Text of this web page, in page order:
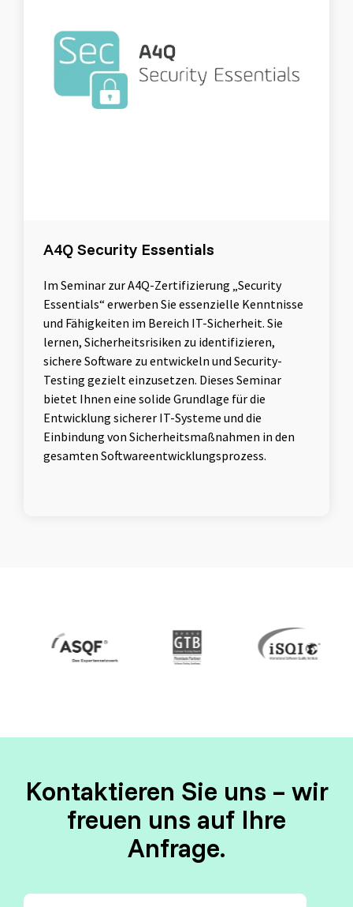
A4Q Security Essentials
Im Seminar zur A4Q-Zertifizierung „Security
Essentials“ erwerben Sie essenzielle Kenntnisse
und Fähigkeiten im Bereich IT-Sicherheit. Sie
lernen, Sicherheitsrisiken zu identifizieren,
sichere Software zu entwickeln und Security-
Testing gezielt einzusetzen. Dieses Seminar
bietet Ihnen eine solide Grundlage für die
Entwicklung sicherer IT-Systeme und die
Einbindung von Sicherheitsmaßnahmen in den
gesamten Softwareentwicklungsprozess.
Kontaktieren Sie uns – wir
freuen uns auf Ihre
Anfrage.